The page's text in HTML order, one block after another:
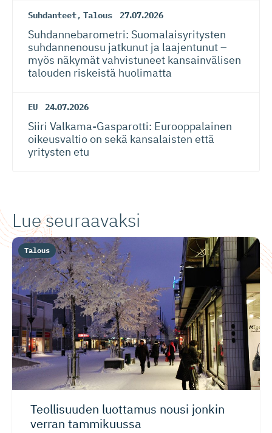
Suhdanteet, Talous 27.07.2026
Suhdanneba­ro­metri: Suomalaisy­ri­tysten
suhdannenousu jatkunut ja laajentunut –
myös näkymät vahvistuneet kansainvälisen
talouden riskeistä huolimatta
EU 24.07.2026
Siiri Valkama-Gas­pa­rotti: Eurooppalainen
oikeusvaltio on sekä kansalaisten että
yritysten etu
Lue seuraavaksi
Teollisuuden luottamus nousi jonkin
verran tammikuussa
Talous